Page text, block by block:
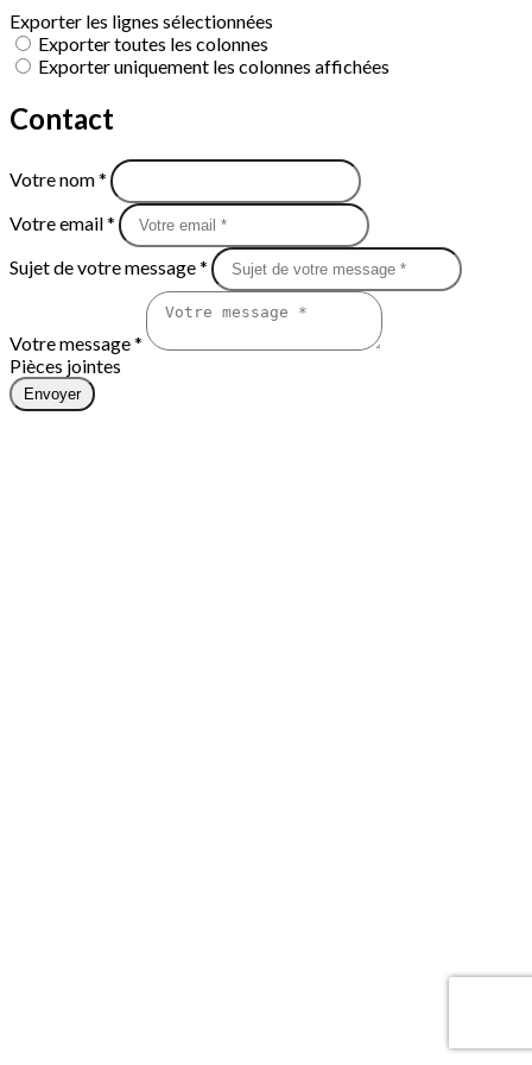
Exporter les lignes sélectionnées
Exporter toutes les colonnes
Exporter uniquement les colonnes affichées
Contact
Votre nom *
Votre email *
Sujet de votre message *
Votre message *
Pièces jointes
Envoyer